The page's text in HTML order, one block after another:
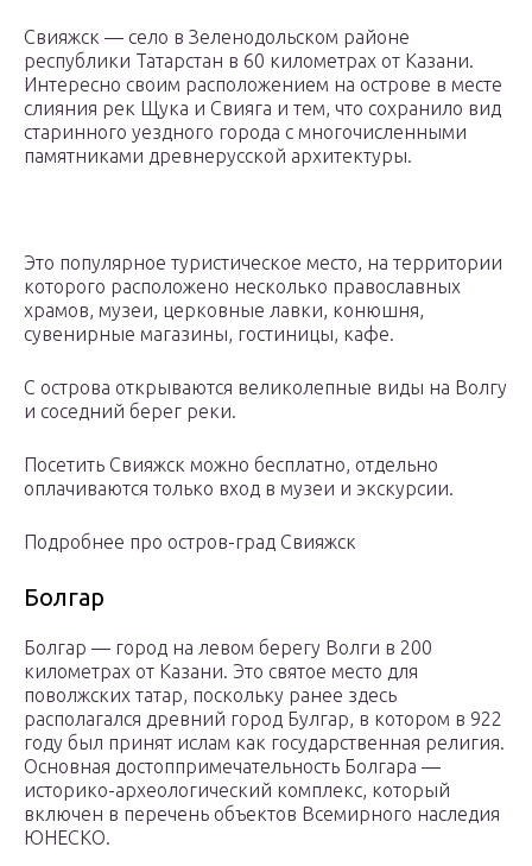
Свияжск — село в Зеленодольском районе
республики Татарстан в 60 километрах от Казани.
Интересно своим расположением на острове в месте
слияния рек Щука и Свияга и тем, что сохранило вид
старинного уездного города с многочисленными
памятниками древнерусской архитектуры.
Это популярное туристическое место, на территории
которого расположено несколько православных
храмов, музеи, церковные лавки, конюшня,
сувенирные магазины, гостиницы, кафе.
С острова открываются великолепные виды на Волгу
и соседний берег реки.
Посетить Свияжск можно бесплатно, отдельно
оплачиваются только вход в музеи и экскурсии.
Подробнее про остров-град Свияжск
Болгар
Болгар — город на левом берегу Волги в 200
километрах от Казани. Это святое место для
поволжских татар, поскольку ранее здесь
располагался древний город Булгар, в котором в 922
году был принят ислам как государственная религия.
Основная достоппримечательность Болгара —
историко-археологический комплекс, который
включен в перечень объектов Всемирного наследия
ЮНЕСКО.